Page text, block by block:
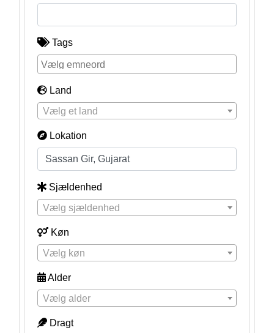
Tags
Land
Vælg et land
Lokation
Sjældenhed
Vælg sjældenhed
Køn
Vælg køn
Alder
Vælg alder
Dragt